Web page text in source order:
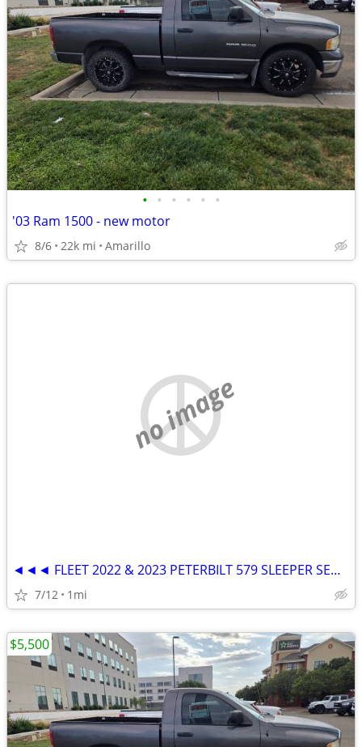
• • • • • •
'03 Ram 1500 - new motor
8/6 22k mi Amarillo
no image
◄◄◄ FLEET 2022 & 2023 PETERBILT 579 SLEEPER SEMI TRUCKS ►►►
7/12 1mi
$5,500